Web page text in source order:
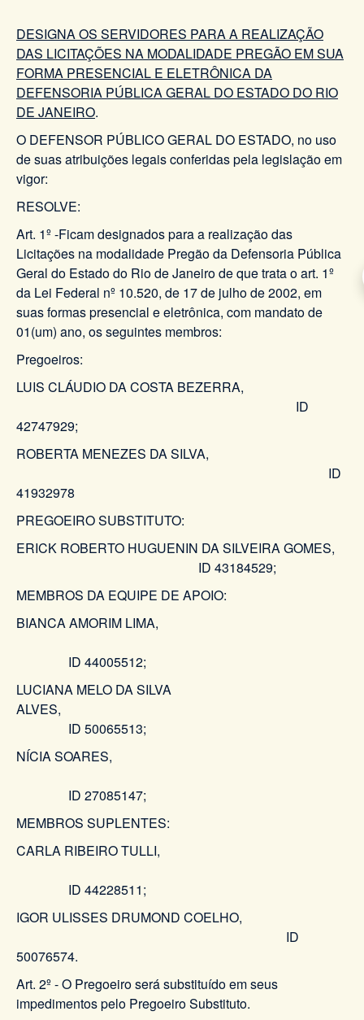
DESIGNA OS SERVIDORES PARA A REALIZAÇÃO
DAS LICITAÇÕES NA MODALIDADE PREGÃO EM SUA
FORMA PRESENCIAL E ELETRÔNICA DA
DEFENSORIA PÚBLICA GERAL DO ESTADO DO RIO
DE JANEIRO.
O DEFENSOR PÚBLICO GERAL DO ESTADO, no uso
de suas atribuições legais conferidas pela legislação em
vigor:
RESOLVE:
Art. 1º -Ficam designados para a realização das
Licitações na modalidade Pregão da Defensoria Pública
Geral do Estado do Rio de Janeiro de que trata o art. 1º
da Lei Federal nº 10.520, de 17 de julho de 2002, em
suas formas presencial e eletrônica, com mandato de
01(um) ano, os seguintes membros:
Pregoeiros:
LUIS CLÁUDIO DA COSTA BEZERRA,
ID
42747929;
ROBERTA MENEZES DA SILVA,
ID
41932978
PREGOEIRO SUBSTITUTO:
ERICK ROBERTO HUGUENIN DA SILVEIRA GOMES,
ID 43184529;
MEMBROS DA EQUIPE DE APOIO:
BIANCA AMORIM LIMA,
ID 44005512;
LUCIANA MELO DA SILVA
ALVES,
ID 50065513;
NÍCIA SOARES,
ID 27085147;
MEMBROS SUPLENTES:
CARLA RIBEIRO TULLI,
ID 44228511;
IGOR ULISSES DRUMOND COELHO,
ID
50076574.
Art. 2º - O Pregoeiro será substituído em seus
impedimentos pelo Pregoeiro Substituto.